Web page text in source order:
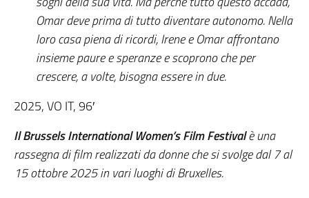
Omar deve prima di tutto diventare autonomo. Nella
loro casa piena di ricordi, Irene e Omar affrontano
insieme paure e speranze e scoprono che per
crescere, a volte, bisogna essere in due.
2025, VO IT, 96′
Il Brussels International Women’s Film Festivalè una
rassegna di film realizzati da donne che si svolge dal 7 al
15 ottobre 2025 in vari luoghi di Bruxelles.